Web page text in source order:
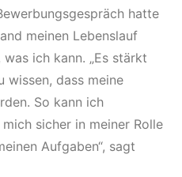
hatte
meinen Lebenslauf
ich kann. „Es stärkt
wissen, dass meine
So kann ich
sicher in meiner Rolle
Aufgaben“, sagt